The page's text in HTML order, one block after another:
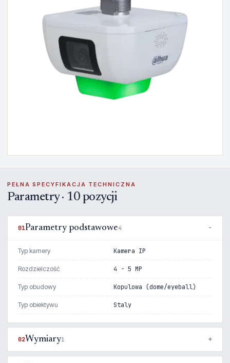
PEŁNA SPECYFIKACJA TECHNICZNA
Parametry · 10 pozycji
01Parametry podstawowe4
Typ kamery Kamera IP
Rozdzielczość 4 - 5 MP
Typ obudowy Kopulowa (dome/eyeball)
Typ obiektywu Staly
02Wymiary1